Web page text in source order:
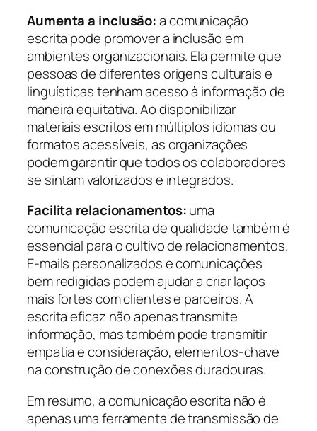
Aumenta a inclusão:a comunicação
escrita pode promover a inclusão em
ambientes organizacionais. Ela permite que
pessoas de diferentes origens culturais e
linguísticas tenham acesso à informação de
maneira equitativa. Ao disponibilizar
materiais escritos em múltiplos idiomas ou
formatos acessíveis, as organizações
podem garantir que todos os colaboradores
se sintam valorizados e integrados.
Facilita relacionamentos:uma
comunicação escrita de qualidade também é
essencial para o cultivo de relacionamentos.
E-mails personalizados e comunicações
bem redigidas podem ajudar a criar laços
mais fortes com clientes e parceiros. A
escrita eficaz não apenas transmite
informação, mas também pode transmitir
empatia e consideração, elementos-chave
na construção de conexões duradouras.
Em resumo, a comunicação escrita não é
apenas uma ferramenta de transmissão de